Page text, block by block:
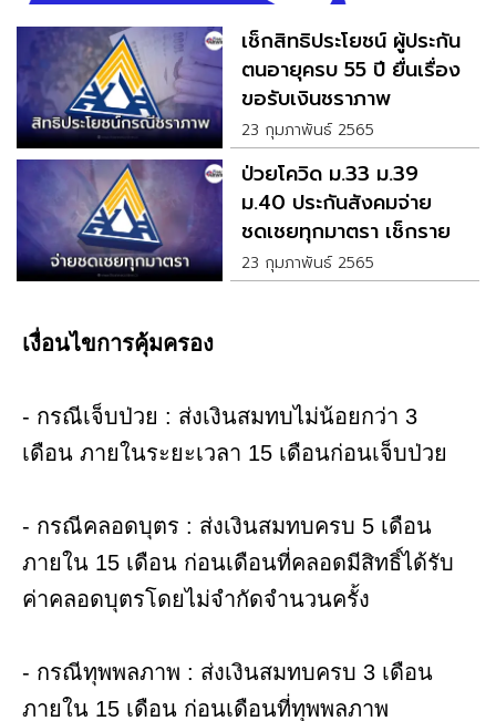
เช็กสิทธิประโยชน์ ผู้ประกัน
ตนอายุครบ 55 ปี ยื่นเรื่อง
ขอรับเงินชราภาพ
23 กุมภาพันธ์ 2565
ป่วยโควิด ม.33 ม.39
ม.40 ประกันสังคมจ่าย
ชดเชยทุกมาตรา เช็กราย
ละเอียด
23 กุมภาพันธ์ 2565
เงื่อนไขการคุ้มครอง
- กรณีเจ็บป่วย : ส่งเงินสมทบไม่น้อยกว่า 3
เดือน ภายในระยะเวลา 15 เดือนก่อนเจ็บป่วย
- กรณีคลอดบุตร : ส่งเงินสมทบครบ 5 เดือน
ภายใน 15 เดือน ก่อนเดือนที่คลอดมีสิทธิ์ได้รับ
ค่าคลอดบุตรโดยไม่จำกัดจำนวนครั้ง
- กรณีทุพพลภาพ : ส่งเงินสมทบครบ 3 เดือน
ภายใน 15 เดือน ก่อนเดือนที่ทุพพลภาพ